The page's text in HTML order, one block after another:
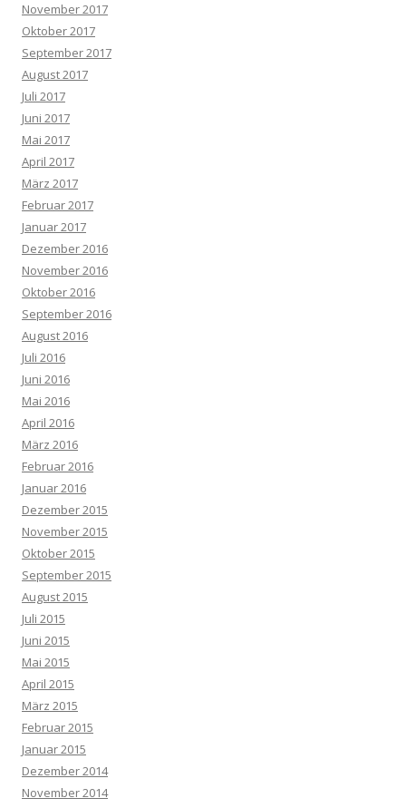
November 2017
Oktober 2017
September 2017
August 2017
Juli 2017
Juni 2017
Mai 2017
April 2017
März 2017
Februar 2017
Januar 2017
Dezember 2016
November 2016
Oktober 2016
September 2016
August 2016
Juli 2016
Juni 2016
Mai 2016
April 2016
März 2016
Februar 2016
Januar 2016
Dezember 2015
November 2015
Oktober 2015
September 2015
August 2015
Juli 2015
Juni 2015
Mai 2015
April 2015
März 2015
Februar 2015
Januar 2015
Dezember 2014
November 2014